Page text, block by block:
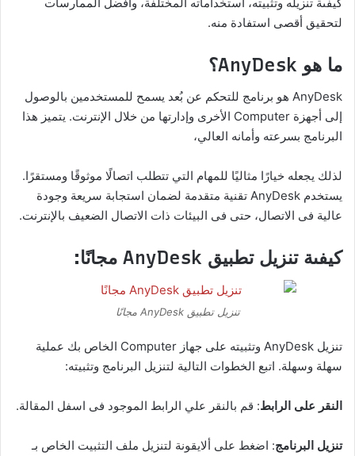
لتحقيق أقصى استفادة منه.
ما هو AnyDesk؟
AnyDesk هو برنامج للتحكم عن بُعد يسمح للمستخدمين بالوصول
إلى أجهزة Computer الأخرى وإدارتها من خلال الإنترنت. يتميز هذا
البرنامج بسرعته وأمانه العالي،
لذلك يجعله خيارًا مثاليًا للمهام التي تتطلب اتصالًا موثوقًا ومستقرًا.
يستخدم AnyDesk تقنية متقدمة لضمان استجابة سريعة وجودة
عالية فى الاتصال، حتى فى البيئات ذات الاتصال الضعيف بالإنترنت.
كيفىة تنزيل تطبيق AnyDesk مجانًا:
تنزيل تطبيق AnyDesk مجانًا
تنزيل AnyDesk وتثبيته على جهاز Computer الخاص بك عملية
سهلة وسهلة. اتبع الخطوات التالية لتنزيل البرنامج وتثبيته:
النقر على الرابط: قم بالنقر علي الرابط الموجود فى اسفل المقالة.
تنزيل البرنامج: اضغط على ألايقونة لتنزيل ملف التثبيت الخاص بـ